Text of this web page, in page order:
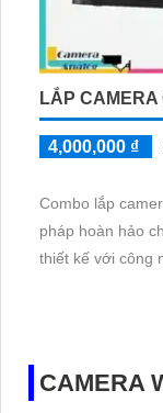
LẮP CAMERA
4,000,000 ₫
Combo lắp
pháp hoàn hảo
thiết kế với công
CAMERA